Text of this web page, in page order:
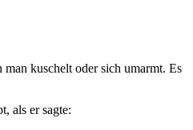
kuschelt oder sich umarmt. Es
als er sagte: